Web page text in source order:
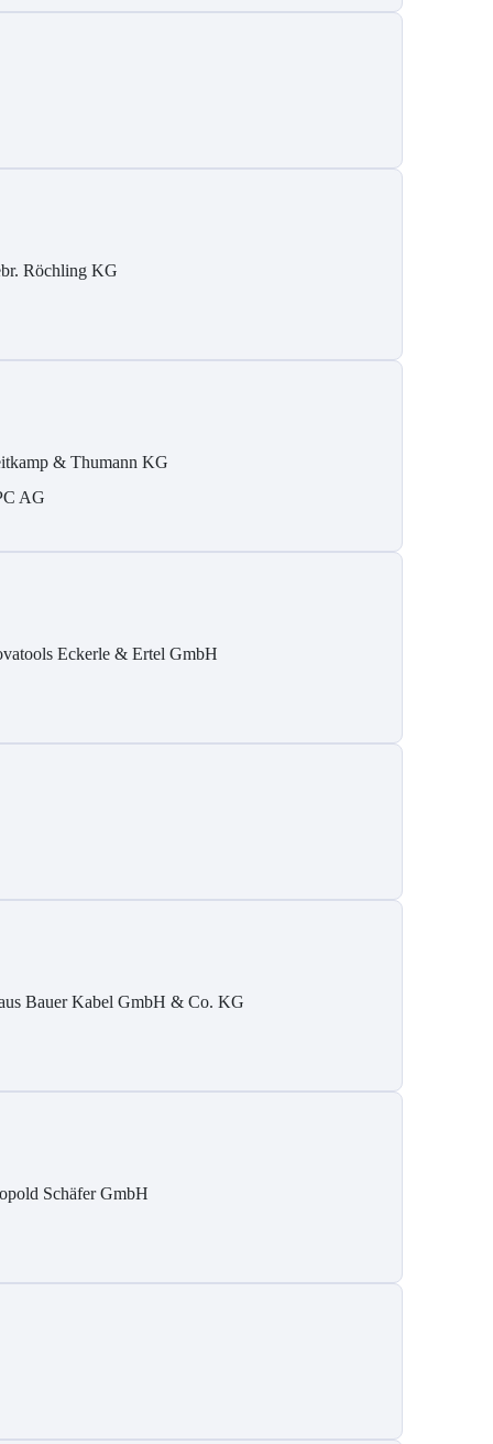
Röchling KG
& Thumann KG
AG
Eckerle & Ertel GmbH
Bauer Kabel GmbH & Co. KG
Schäfer GmbH